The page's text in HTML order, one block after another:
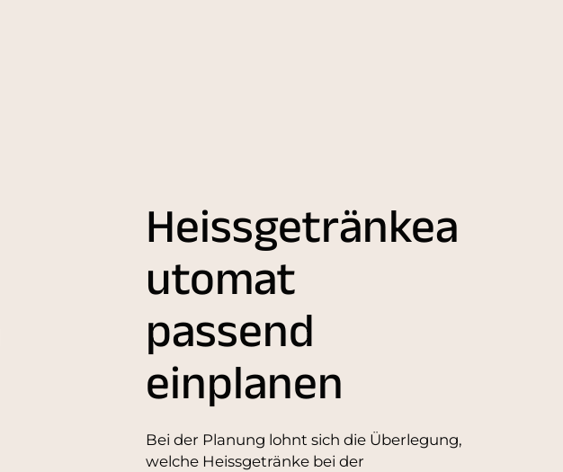
Heissgetränkea
utomat
passend
einplanen
Bei der Planung lohnt sich die Überlegung,
welche Heissgetränke bei der